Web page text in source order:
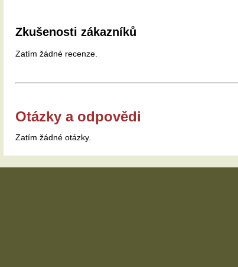
Zkušenosti zákazníků
Zatím žádné recenze.
Otázky a odpovědi
Zatím žádné otázky.